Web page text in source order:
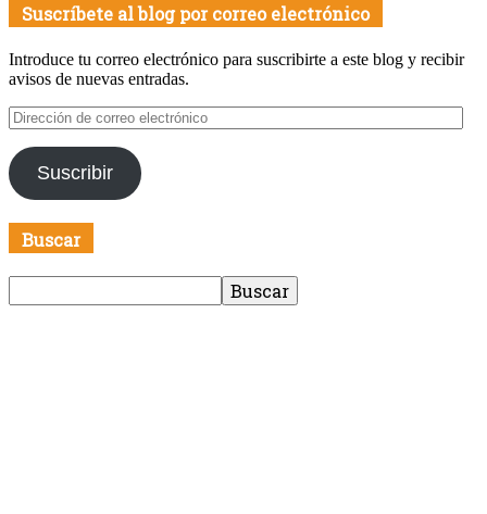
Suscríbete al blog por correo electrónico
Introduce tu correo electrónico para suscribirte a este blog y recibir
avisos de nuevas entradas.
Dirección
de
correo
electrónico
Suscribir
Buscar